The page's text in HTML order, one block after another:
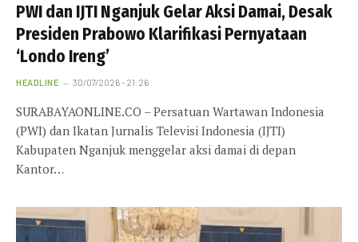
PWI dan IJTI Nganjuk Gelar Aksi Damai, Desak
Presiden Prabowo Klarifikasi Pernyataan
‘Londo Ireng’
HEADLINE 30/07/2026 - 21:26
SURABAYAONLINE.CO – Persatuan Wartawan Indonesia
(PWI) dan Ikatan Jurnalis Televisi Indonesia (IJTI)
Kabupaten Nganjuk menggelar aksi damai di depan
Kantor…